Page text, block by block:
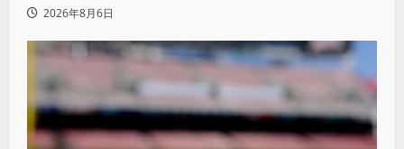
2026年8月6日